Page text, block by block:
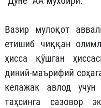
Вазир мулоқот
етишиб чиққан
ҳисса қўшган
диний-маърифий
келажак авлод учун
таҳсинга сазовор